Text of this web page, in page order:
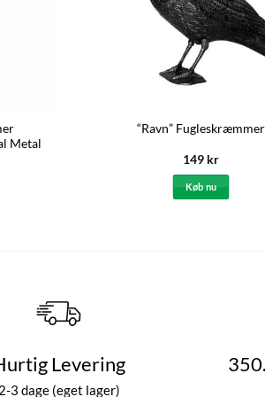
Metal
“Ravn” Fugleskræmmer
149 kr
Køb nu
Levering
2-3 dage (eget lager)